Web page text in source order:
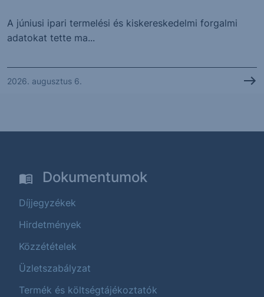
A júniusi ipari termelési és kiskereskedelmi forgalmi
adatokat tette ma...
2026. augusztus 6.
Dokumentumok
Díjjegyzékek
Hirdetmények
Közzétételek
Üzletszabályzat
Termék és költségtájékoztatók